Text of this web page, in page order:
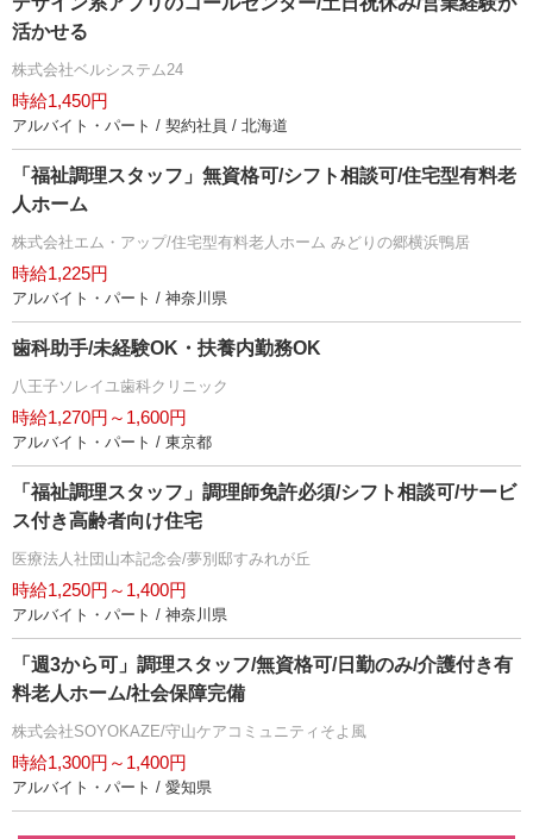
活かせる
株式会社ベルシステム24
時給1,450円
アルバイト・パート / 契約社員 / 北海道
「福祉調理スタッフ」無資格可/シフト相談可/住宅型有料老
人ホーム
株式会社エム・アップ/住宅型有料老人ホーム みどりの郷横浜鴨居
時給1,225円
アルバイト・パート / 神奈川県
歯科助手/未経験OK・扶養内勤務OK
八王子ソレイユ歯科クリニック
時給1,270円～1,600円
アルバイト・パート / 東京都
「福祉調理スタッフ」調理師免許必須/シフト相談可/サービ
ス付き高齢者向け住宅
医療法人社団山本記念会/夢別邸すみれが丘
時給1,250円～1,400円
アルバイト・パート / 神奈川県
「週3から可」調理スタッフ/無資格可/日勤のみ/介護付き有
料老人ホーム/社会保障完備
株式会社SOYOKAZE/守山ケアコミュニティそよ風
時給1,300円～1,400円
アルバイト・パート / 愛知県